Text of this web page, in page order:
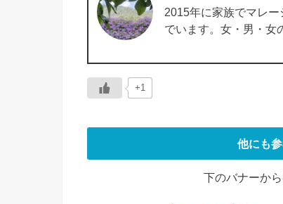
2015年に家族でマレ
でいます。女・男・女
+1
他にも
下のバナーか